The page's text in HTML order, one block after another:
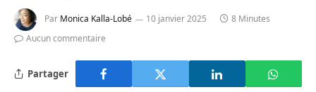
Par Monica Kalla-Lobé 10 janvier 2025
8 Minutes
Aucun commentaire
Partager